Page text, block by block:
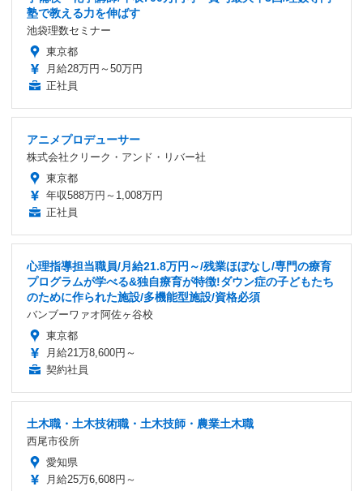
塾で教える力を伸ばす
池袋理数セミナー
東京都
月給28万円～50万円
正社員
アニメプロデューサー
株式会社クリーク・アンド・リバー社
東京都
年収588万円～1,008万円
正社員
心理指導担当職員/月給21.8万円～/残業ほぼなし/専門の療育
プログラムが学べる&独自療育が特徴!ダウン症の子どもたち
のために作られた施設/多機能型施設/資格必須
バンブーワァオ阿佐ヶ谷校
東京都
月給21万8,600円～
契約社員
土木職・土木技術職・土木技師・農業土木職
西尾市役所
愛知県
月給25万6,608円～